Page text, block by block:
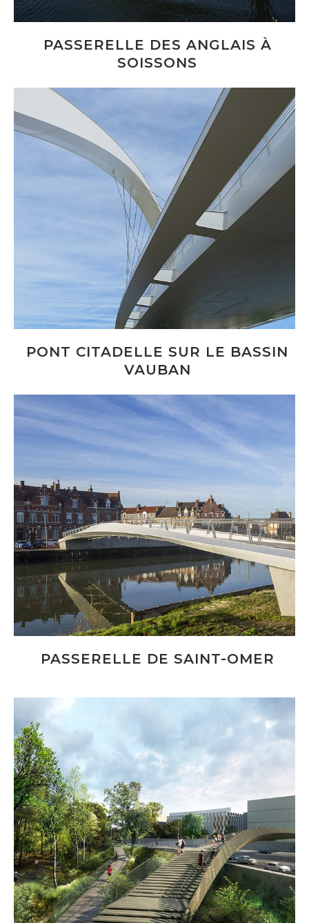
PASSERELLE DES ANGLAIS À
SOISSONS
PONT CITADELLE SUR LE BASSIN
VAUBAN
PASSERELLE DE SAINT-OMER